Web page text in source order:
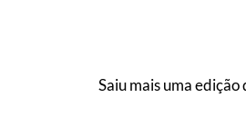
Saiu mais uma